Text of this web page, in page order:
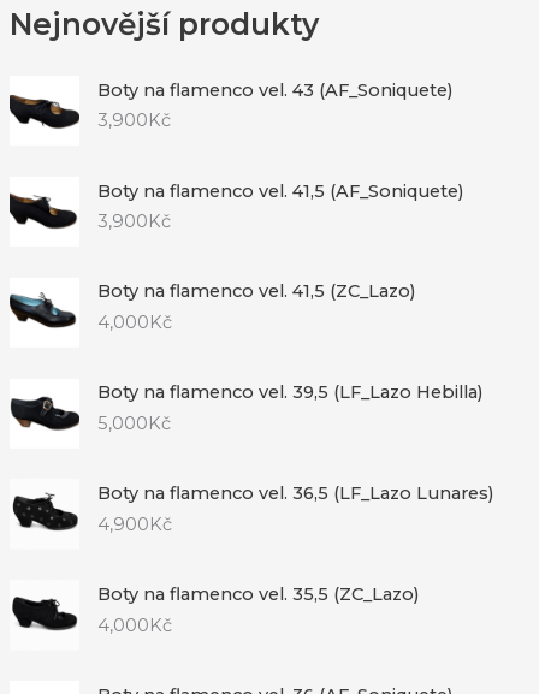
Nejnovější produkty
Boty na flamenco vel. 43 (AF_Soniquete)
3,900 Kč
Boty na flamenco vel. 41,5 (AF_Soniquete)
3,900 Kč
Boty na flamenco vel. 41,5 (ZC_Lazo)
4,000Kč
Boty na flamenco vel. 39,5 (LF_Lazo Hebilla)
5,000Kč
Boty na flamenco vel. 36,5 (LF_Lazo Lunares)
4,900Kč
Boty na flamenco vel. 35,5 (ZC_Lazo)
4,000Kč